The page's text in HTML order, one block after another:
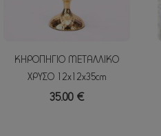
ΚΗΡΟΠΗΓΙΟ ΜΕΤΑΛΛΙΚΟ
ΧΡΥΣΟ 12x12x35cm
35.00 €